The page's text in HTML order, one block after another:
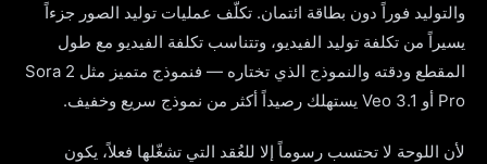
والتوليد فوراً دون بطاقة ائتمان. تكلّف عمليات توليد الصور جزءاً
يسيراً من تكلفة توليد الفيديو، وتتناسب تكلفة الفيديو مع طول
المقطع ودقته والنموذج الذي تختاره — فنموذج متميز مثل Sora 2
Pro أو Veo 3.1 يستهلك رصيداً أكثر من نموذج سريع وخفيف.
لأن اللوحة لا تحتسب رسوماً إلا للعُقد التي تشغّلها فعلاً، يكون